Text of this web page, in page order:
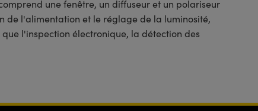
une fenêtre, un diffuseur et un polariseur
de l'alimentation et le réglage de la luminosité,
l'inspection électronique, la détection des